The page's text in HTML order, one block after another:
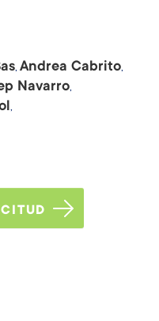
Andrea Cabrito
Navarro